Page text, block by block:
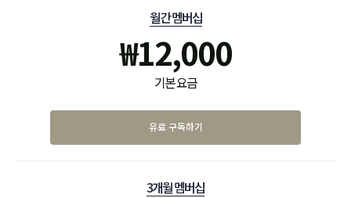
월간 멤버십
₩12,000
기본 요금
유료 구독하기
3개월 멤버십